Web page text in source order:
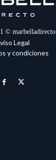
© marbelladirecto
Legal
y condiciones